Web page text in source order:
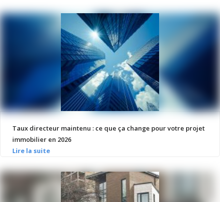
Taux directeur maintenu : ce que ça change pour votre projet
immobilier en 2026